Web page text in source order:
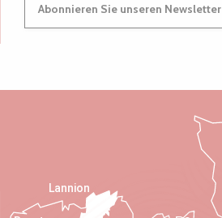
Abonnieren Sie unseren Newsletter
Lannion